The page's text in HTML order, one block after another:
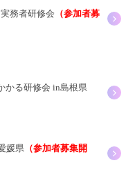
務者研修会 （参加者募
かる研修会 in島根県
媛県 （参加者募集開